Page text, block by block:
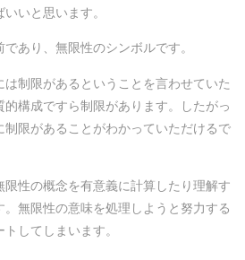
いと思います。
あり、無限性のシンボルです。
制限があるということを言わせていた
構成ですら制限があります。したがっ
制限があることがわかっていただけるで
限性の概念を有意義に計算したり理解す
。無限性の意味を処理しようと努力する
してしまいます。